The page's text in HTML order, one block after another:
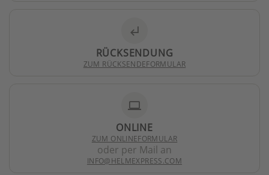
subdirectory_arrow_left
RÜCKSENDUNG
ZUM RÜCKSENDEFORMULAR
laptop
ONLINE
ZUM ONLINEFORMULAR
oder per Mail an
INFO@HELMEXPRESS.COM